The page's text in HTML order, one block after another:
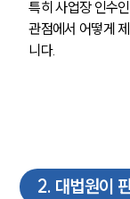
특히 사업장 인수
관점에서 어떻게
니다.
2. 대법원이